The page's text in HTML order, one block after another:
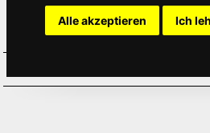
Alle akzeptieren Ich